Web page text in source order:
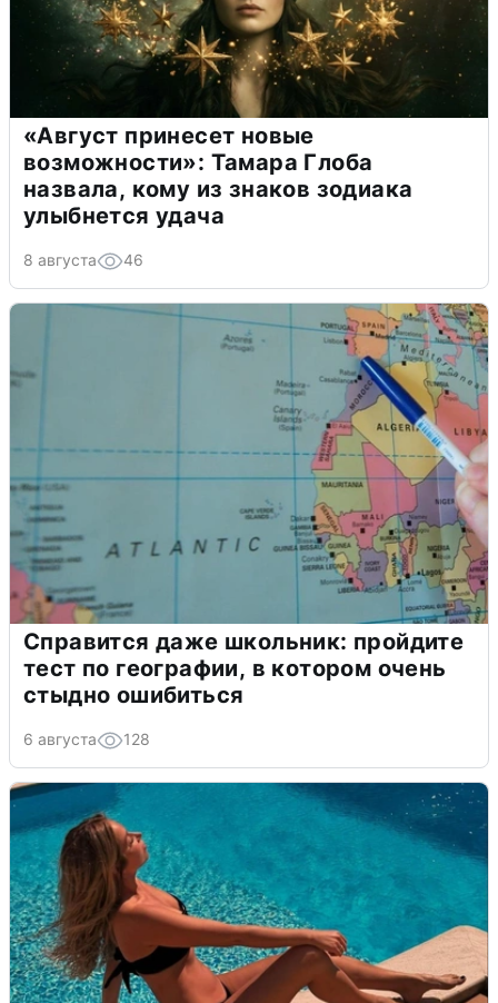
«Август принесет новые
возможности»: Тамара Глоба
назвала, кому из знаков зодиака
улыбнется удача
8 августа 46
Справится даже школьник: пройдите
тест по географии, в котором очень
стыдно ошибиться
6 августа 128